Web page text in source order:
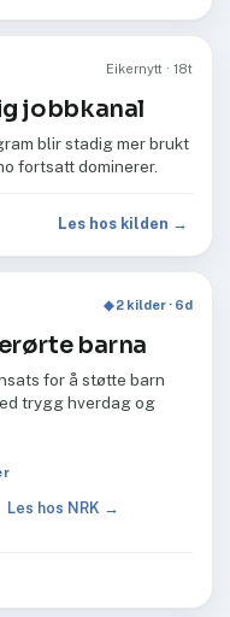
Eikernytt · 18t
jobbkanal
blir stadig mer brukt
fortsatt dominerer.
Les hos kilden →
◆ 2 kilder · 6d
barna
for å støtte barn
trygg hverdag og
Les hos NRK →